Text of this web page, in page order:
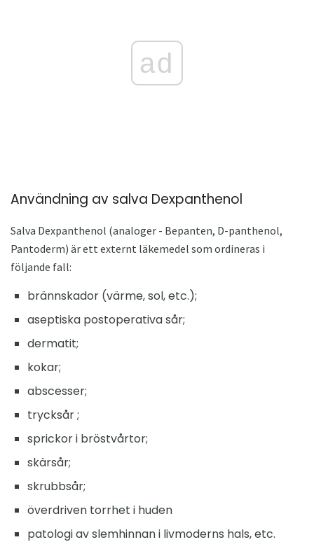
ad
Användning av salva Dexpanthenol
Salva Dexpanthenol (analoger - Bepanten, D-panthenol,
Pantoderm) är ett externt läkemedel som ordineras i
följande fall:
brännskador (värme, sol, etc.);
aseptiska postoperativa sår;
dermatit;
kokar;
abscesser;
trycksår ;
sprickor i bröstvårtor;
skärsår;
skrubbsår;
överdriven torrhet i huden
patologi av slemhinnan i livmoderns hals, etc.